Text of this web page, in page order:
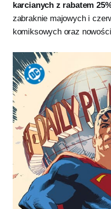
karcianych z rabatem
zabraknie majowych i
komiksowych oraz